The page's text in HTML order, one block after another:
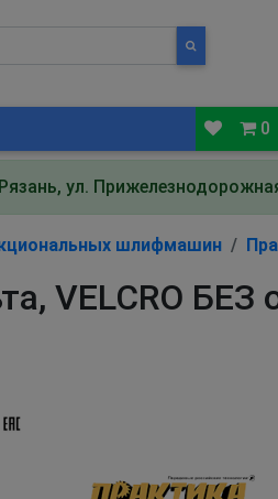
0
ул.
шлифмашин
VELCRO БЕЗ